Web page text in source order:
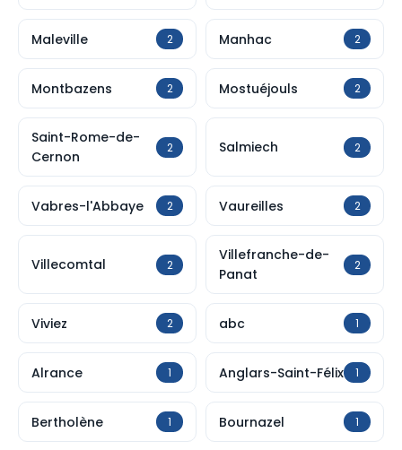
Maleville 2 Manhac 2
Montbazens 2 Mostuéjouls 2
Saint-Rome-de-
Cernon
2 Salmiech 2
Vabres-l'Abbaye 2 Vaureilles 2
Villecomtal 2
Villefranche-de-
Panat
2
Viviez 2 abc 1
Alrance 1 Anglars-Saint-Félix 1
Bertholène 1 Bournazel 1